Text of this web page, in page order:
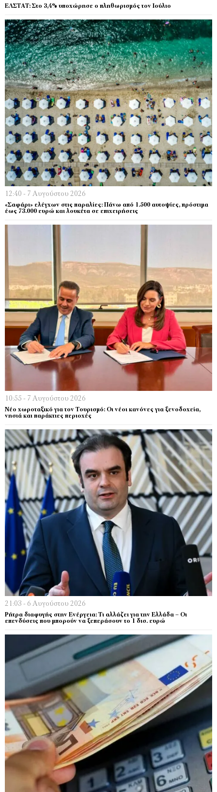
EΛΣΤΑΤ: Στο 3,4% υποχώρησε ο πληθωρισμός τον Ιούλιο
12:40 - 7 Αυγούστου 2026
«Σαφάρι» ελέγχων στις παραλίες: Πάνω από 1.500 αυτοψίες, πρόστιμα
έως 73.000 ευρώ και λουκέτα σε επιχειρήσεις
10:55 - 7 Αυγούστου 2026
Νέο χωροταξικό για τον Τουρισμό: Οι νέοι κανόνες για ξενοδοχεία,
νησιά και παράκτιες περιοχές
21:03 - 6 Αυγούστου 2026
Ρήτρα διαφυγής στην Ενέργεια: Τι αλλάζει για την Ελλάδα – Οι
επενδύσεις που μπορούν να ξεπεράσουν το 1 δισ. ευρώ